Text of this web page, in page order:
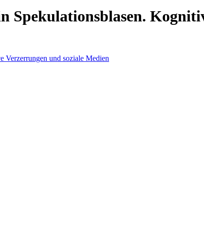
Spekulationsblasen.